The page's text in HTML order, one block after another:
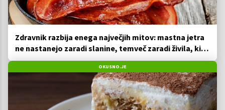
Zdravnik razbija enega največjih mitov: mastna jetra
ne nastanejo zaradi slanine, temveč zaradi živila, ki
ga imamo vsi radi
OKUSNO.JE